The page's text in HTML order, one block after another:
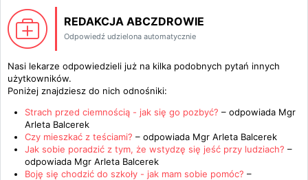
REDAKCJA ABCZDROWIE
Odpowiedź udzielona automatycznie
Nasi lekarze odpowiedzieli już na kilka podobnych pytań innych
użytkowników.
Poniżej znajdziesz do nich odnośniki:
Strach przed ciemnością - jak się go pozbyć? – odpowiada Mgr
Arleta Balcerek
Czy mieszkać z teściami? – odpowiada Mgr Arleta Balcerek
Jak sobie poradzić z tym, że wstydzę się jeść przy ludziach? –
odpowiada Mgr Arleta Balcerek
Boję się chodzić do szkoły - jak mam sobie pomóc? –